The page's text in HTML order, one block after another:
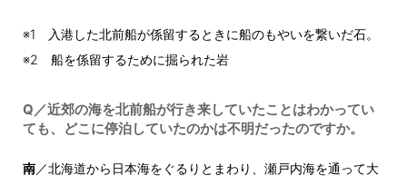
※1 入港した北前船が係留するときに船のもやいを繋いだ石。
※2 船を係留するために掘られた岩
Q／近郊の海を北前船が行き来していたことはわかってい
ても、どこに停泊していたのかは不明だったのですか。
南／北海道から日本海をぐるりとまわり、瀬戸内海を通って大